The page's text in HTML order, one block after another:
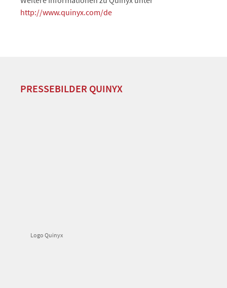
http://www.quinyx.com/de
PRESSEBILDER QUINYX
Logo Quinyx